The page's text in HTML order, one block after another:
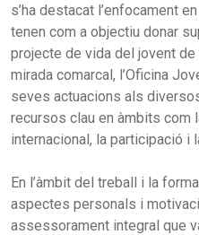
s’ha destacat l’enfocament
tenen com a objectiu donar
projecte de vida del jovent de
mirada comarcal, l’Oficina
seves actuacions als
recursos clau en àmbits com
internacional, la participació i
En l’àmbit del treball i la
aspectes personals i
assessorament integral que